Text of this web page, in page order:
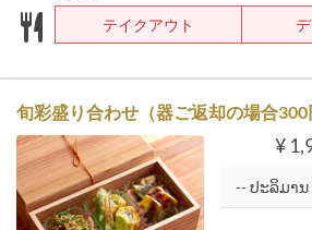
テイクアウト
旬彩盛り合わせ（器ご返却の場合300
¥